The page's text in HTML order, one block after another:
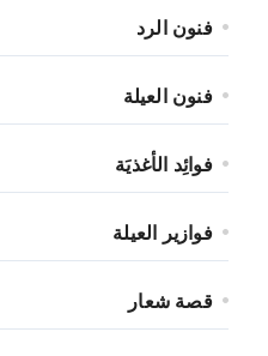
فنون الرد
فنون العيلة
فوائِد الأغذيَة
فوازير العيلة
قصة شعار